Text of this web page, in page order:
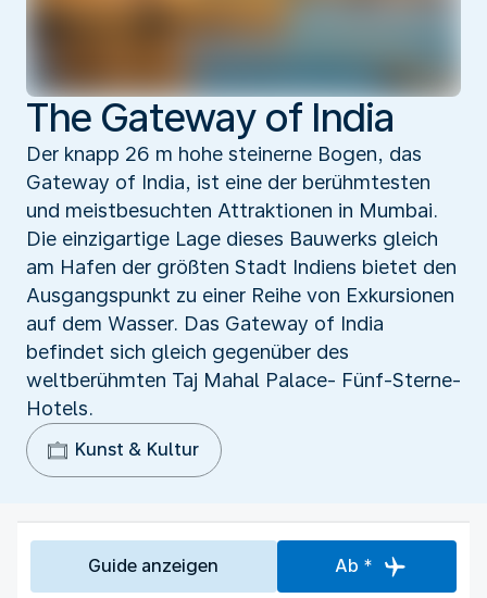
The Gateway of India
Der knapp 26 m hohe steinerne Bogen, das
Gateway of India, ist eine der berühmtesten
und meistbesuchten Attraktionen in Mumbai.
Die einzigartige Lage dieses Bauwerks gleich
am Hafen der größten Stadt Indiens bietet den
Ausgangspunkt zu einer Reihe von Exkursionen
auf dem Wasser. Das Gateway of India
befindet sich gleich gegenüber des
weltberühmten Taj Mahal Palace- Fünf-Sterne-
Hotels.
Kunst & Kultur
Guide anzeigen Ab *